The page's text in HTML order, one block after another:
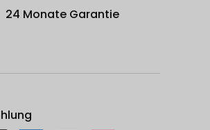
24 Monate Garantie